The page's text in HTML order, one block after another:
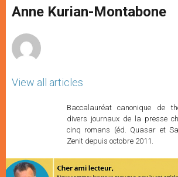
p
p
g
e
o
k
r
Anne Kurian-Montabone
View all articles
Baccalauréat canonique de
divers journaux de la presse
cinq romans (éd. Quasar et
Zenit depuis octobre 2011.